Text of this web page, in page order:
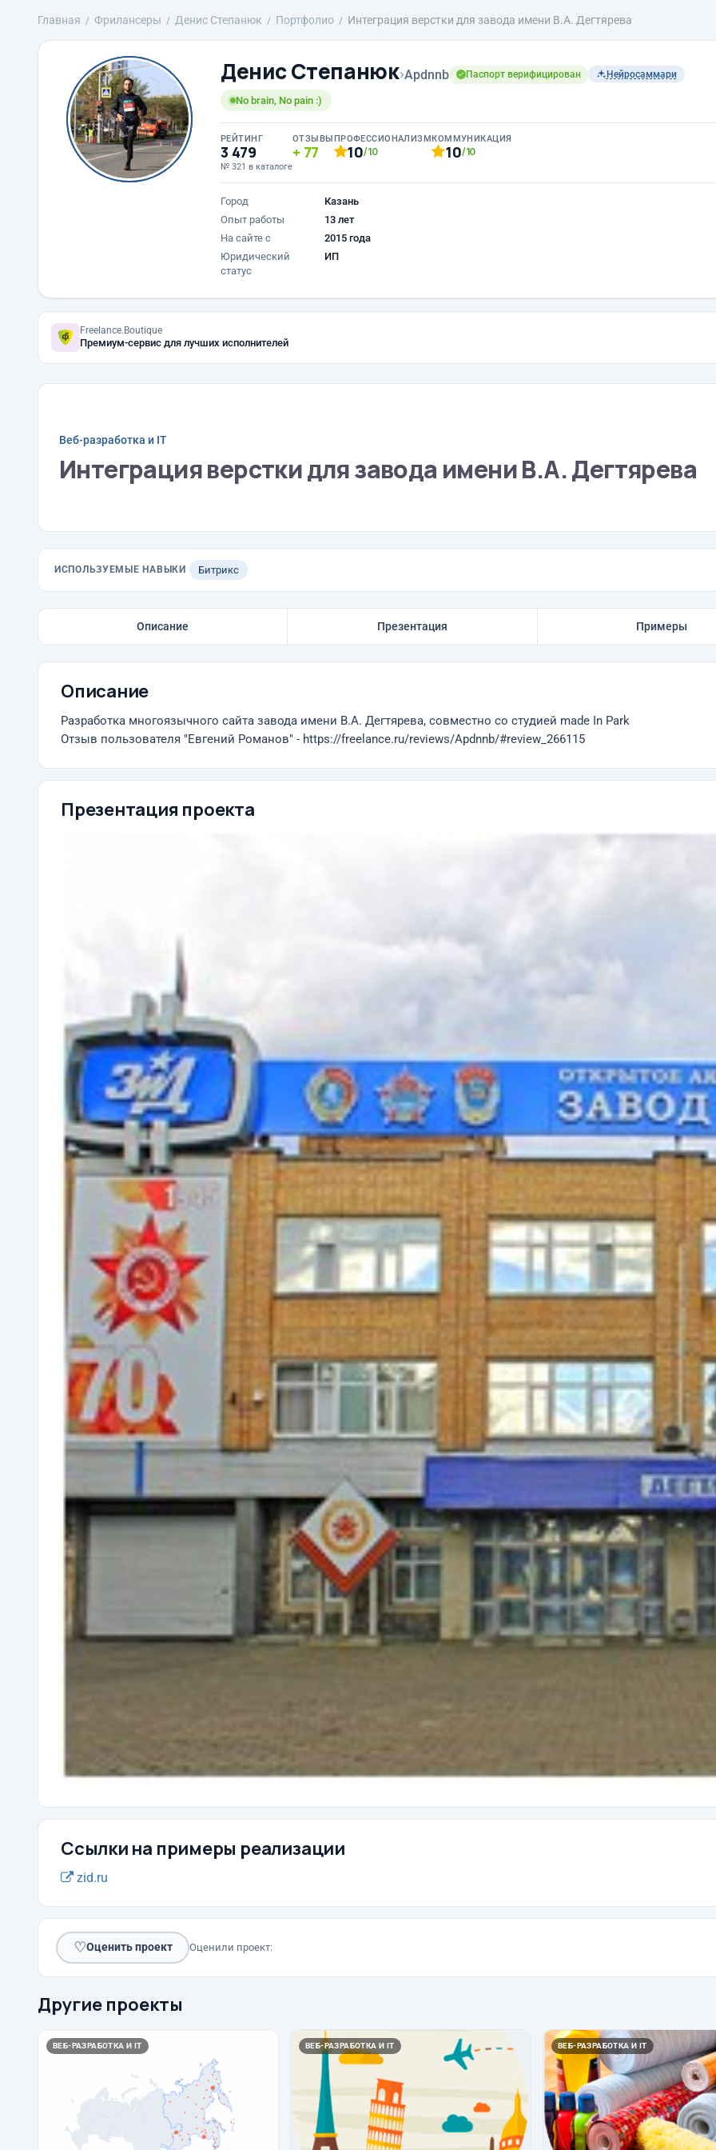
Главная Фрилансеры Денис Степанюк Портфолио Интеграция верстки для завода имени В.А. Дегтярева
Денис Степанюк›Apdnnb Паспорт верифицирован Нейросаммари
No brain, No pain :)
РЕЙТИНГ
3 479
№ 321 в каталоге
ОТЗЫВЫ
77
ПРОФЕССИОНАЛИЗМ
10/10
КОММУНИКАЦИЯ
10/10
Город
Казань
Опыт работы
13 лет
На сайте с
2015 года
Юридический
статус
ИП
Freelance.Boutique
Премиум-сервис для лучших исполнителей
Веб-разработка и IT
Интеграция верстки для завода имени В.А. Дегтярева
ИСПОЛЬЗУЕМЫЕ НАВЫКИ Битрикс
Описание Презентация Примеры
Описание
Разработка многоязычного сайта завода имени В.А. Дегтярева, совместно со студией made In Park
Отзыв пользователя "Евгений Романов" - https://freelance.ru/reviews/Apdnnb/#review_266115
Презентация проекта
Ссылки на примеры реализации
zid.ru
♡Оценить проект Оценили проект:
Другие проекты
ВЕБ-РАЗРАБОТКА И IT ВЕБ-РАЗРАБОТКА И IT ВЕБ-РАЗРАБОТКА И IT